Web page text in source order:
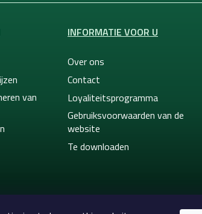
van
INFORMATIE VOOR U
Over ons
Contact
Loyaliteitsprogramma
Gebruiksvoorwaarden van de
website
Te downloaden